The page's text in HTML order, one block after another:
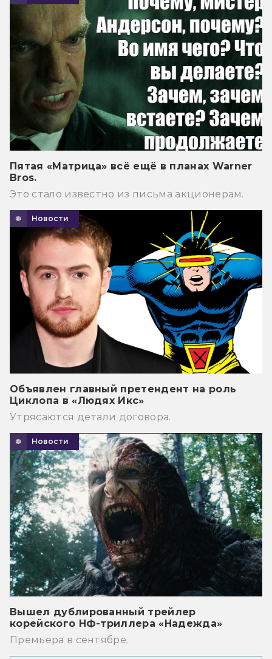
Пятая «Матрица» всё ещё в планах Warner
Bros.
Это стало известно из письма акционерам.
Новости
Объявлен главный претендент на роль
Циклопа в «Людях Икс»
Утрясаются детали договора.
Новости
Вышел дублированный трейлер
корейского НФ-триллера «Надежда»
Премьера в сентябре.